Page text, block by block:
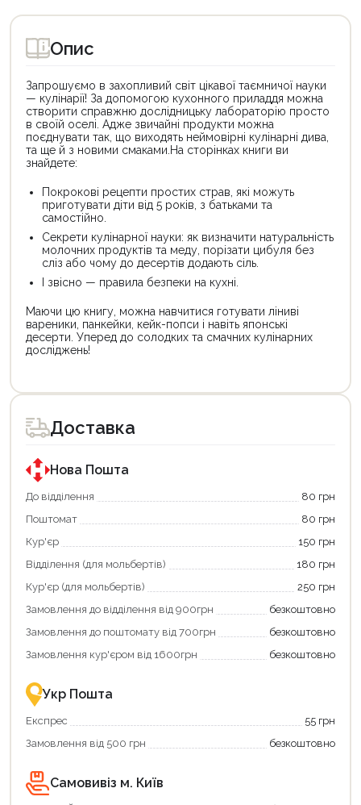
Опис
Запрошуємо в захопливий світ цікавої таємничої науки
— кулінарії! За допомогою кухонного приладдя можна
створити справжню дослідницьку лабораторію просто
в своїй оселі. Адже звичайні продукти можна
поєднувати так, що виходять неймовірні кулінарні дива,
та ще й з новими смаками.На сторінках книги ви
знайдете:
Покрокові рецепти простих страв, які можуть
приготувати діти від 5 років, з батьками та
самостійно.
Секрети кулінарної науки: як визначити натуральність
молочних продуктів та меду, порізати цибуля без
сліз або чому до десертів додають сіль.
І звісно — правила безпеки на кухні.
Маючи цю книгу, можна навчитися готувати ліниві
вареники, панкейки, кейк-попси і навіть японські
десерти. Уперед до солодких та смачних кулінарних
досліджень!
товар
для
покупки
державною
програмою
єКнига.
Використовуйте
карту
щоб
зекономити
та
отримати
переваги!
картою
єКнига
–
зручно
та
товар
для
покупки
державною
програмою
«Національний
кешбек».
покупку
«Національний
кешбек»
та
отримуйте
повернення
Економте
більше
разом
державною
підтримкою!
Доставка
Нова Пошта
До відділення
80 грн
Поштомат
80 грн
Кур'єр
150 грн
Відділення (для мольбертів)
180 грн
Кур'єр (для мольбертів)
250 грн
Замовлення до відділення від 900грн
безкоштовно
Замовлення до поштомату від 700грн
безкоштовно
Замовлення кур'єром від 1600грн
безкоштовно
Укр Пошта
Експрес
55 грн
Замовлення від 500 грн
безкоштовно
Самовивіз м. Київ